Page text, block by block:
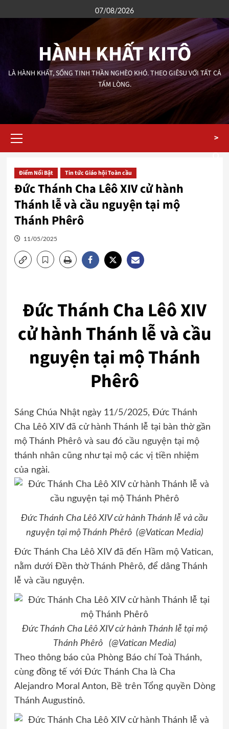
to
07/08/2026
HÀNH KHẤT KITÔ
LÀ HÀNH KHẤT, SỐNG TINH THẦN NGHÈO KHÓ. THEO GIÊSU VỚI TẤT CẢ
TẤM LÒNG.
Menu
>
Điểm Nổi Bật Tin tức Giáo hội Toàn cầu
Đức Thánh Cha Lêô XIV cử hành
Thánh lễ và cầu nguyện tại mộ
Thánh Phêrô
11/05/2025
Đức Thánh Cha Lêô XIV
cử hành Thánh lễ và cầu
nguyện tại mộ Thánh
Phêrô
Sáng Chúa Nhật ngày 11/5/2025, Đức Thánh
Cha Lêô XIV đã cử hành Thánh lễ tại bàn thờ gần
mộ Thánh Phêrô và sau đó cầu nguyện tại mộ
thánh nhân cũng như tại mộ các vị tiền nhiệm
của ngài.
Đức Thánh Cha Lêô XIV cử hành Thánh lễ và cầu
nguyện tại mộ Thánh Phêrô (@Vatican Media)
Đức Thánh Cha Lêô XIV đã đến Hầm mộ Vatican,
nằm dưới Đền thờ Thánh Phêrô, để dâng Thánh
lễ và cầu nguyện.
Đức Thánh Cha Lêô XIV cử hành Thánh lễ tại mộ
Thánh Phêrô (@Vatican Media)
Theo thông báo của Phòng Báo chí Toà Thánh,
cùng đồng tế với Đức Thánh Cha là Cha
Alejandro Moral Anton, Bề trên Tổng quyền Dòng
Thánh Augustinô.